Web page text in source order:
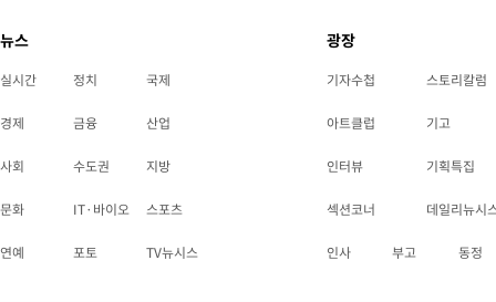
뉴스
실시간 정치 국제
경제 금융 산업
사회 수도권 지방
문화 IT·바이오 스포츠
연예 포토 TV뉴시스
광장
기자수첩 스토리칼럼
아트클럽 기고
인터뷰 기획특집
섹션코너 데일리뉴시
인사 부고 동정